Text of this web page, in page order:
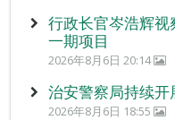
行政长官岑浩辉
一期项目
2026年8月6日 20:14
治安警察局持续开
2026年8月6日 18:55